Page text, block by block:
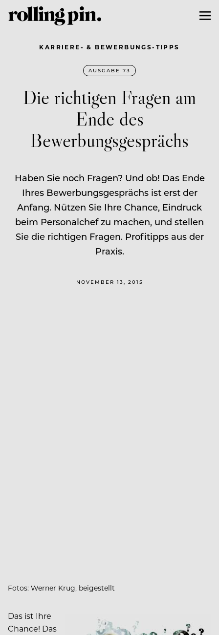
KARRIERE- & BEWERBUNGS-TIPPS
AUSGABE 73
Die richtigen Fragen am
Ende des
Bewerbungsgesprächs
Haben Sie noch Fragen? Und ob! Das Ende
Ihres Bewerbungsgesprächs ist erst der
Anfang. Nützen Sie Ihre Chance, Eindruck
beim Personalchef zu machen, und stellen
Sie die richtigen Fragen. Profitipps aus der
Praxis.
NOVEMBER 13, 2015
Fotos: Werner Krug, beigestellt
Das ist Ihre
Chance! Das